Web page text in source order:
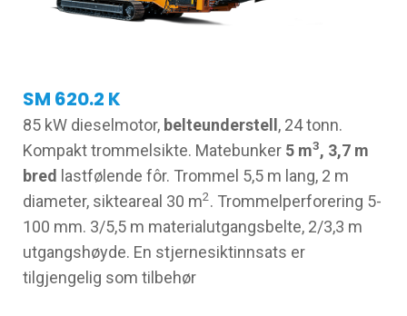
SM 620.2 K
85 kW dieselmotor, belteunderstell, 24 tonn.
Kompakt trommelsikte. Matebunker 5 m3, 3,7 m
bred lastfølende fôr. Trommel 5,5 m lang, 2 m
diameter, sikteareal 30 m2. Trommelperforering 5-
100 mm. 3/5,5 m materialutgangsbelte, 2/3,3 m
utgangshøyde. En stjernesiktinnsats er
tilgjengelig som tilbehør